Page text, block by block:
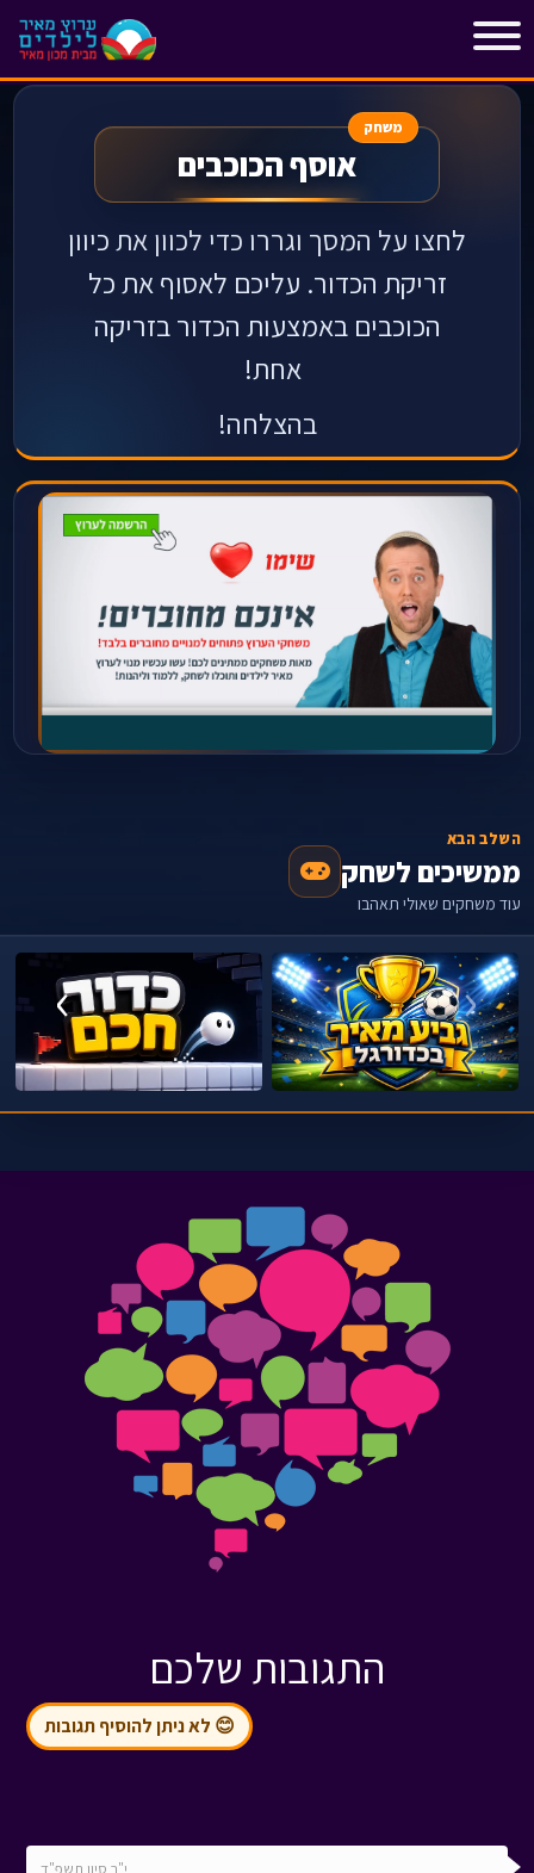
משחק
אוסף הכוכבים
לחצו על המסך וגררו כדי לכוון את כיוון
זריקת הכדור. עליכם לאסוף את כל
הכוכביםבאמצעות הכדורבזריקה
אחת!
בהצלחה!
השלב הבא
ממשיכים לשחק
עוד משחקים שאולי תאהבו
‹
›
התגובות שלכם
😊 לא ניתן להוסיף תגובות
י"ב סיון תשפ"ד